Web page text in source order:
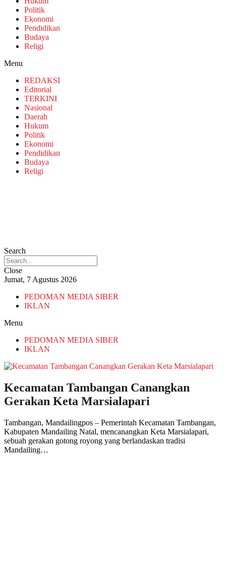
Politik
Ekonomi
Pendidikan
Budaya
Religi
Menu
REDAKSI
Editorial
TERKINI
Nasional
Daerah
Hukum
Politik
Ekonomi
Pendidikan
Budaya
Religi
Search
Close
Jumat, 7 Agustus 2026
PEDOMAN MEDIA SIBER
IKLAN
Menu
PEDOMAN MEDIA SIBER
IKLAN
Kecamatan Tambangan Canangkan
Gerakan Keta Marsialapari
Tambangan, Mandailingpos – Pemerintah Kecamatan Tambangan,
Kabupaten Mandailing Natal, mencanangkan Keta Marsialapari,
sebuah gerakan gotong royong yang berlandaskan tradisi
Mandailing…